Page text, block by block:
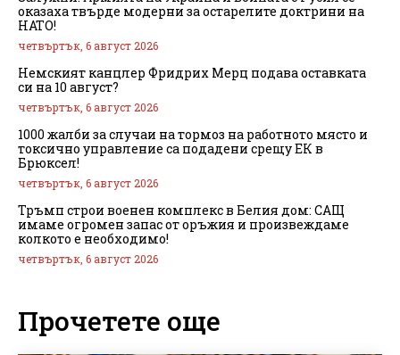
оказаха твърде модерни за остарелите доктрини на
НАТО!
четвъртък, 6 август 2026
Немският канцлер Фридрих Мерц подава оставката
си на 10 август?
четвъртък, 6 август 2026
1000 жалби за случаи на тормоз на работното място и
токсично управление са подадени срещу ЕК в
Брюксел!
четвъртък, 6 август 2026
Тръмп строи военен комплекс в Белия дом: САЩ
имаме огромен запас от оръжия и произвеждаме
колкото е необходимо!
четвъртък, 6 август 2026
Прочетете още